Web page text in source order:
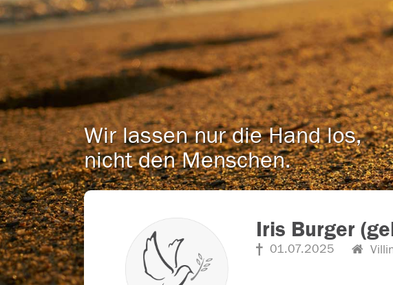
Wir lassen nur die Hand los,
nicht den Menschen.
Iris Burger
01.07.2025